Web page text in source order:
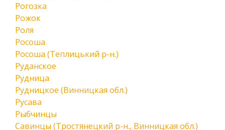
Рогозка
Рожок
Роля
Росоша
Росоша (Теплицький р-н.)
Руданское
Рудница
Рудницкое (Винницкая обл.)
Русава
Рыбчинцы
Савинцы (Тростянецкий р-н., Винницкая обл.)